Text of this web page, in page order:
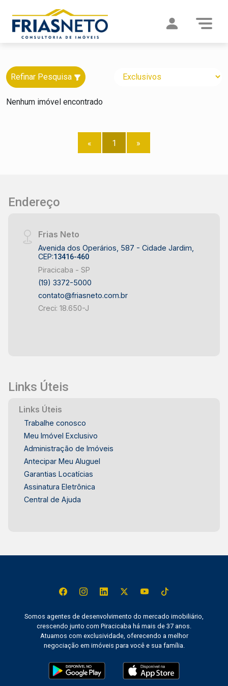
Refinar Pesquisa
Nenhum imóvel encontrado
« 1 »
Endereço
Frias Neto
Avenida dos Operários, 587 - Cidade Jardim,
CEP:13416-460
Piracicaba - SP
(19) 3372-5000
contato@friasneto.com.br
Creci: 18.650-J
Links Úteis
Links Úteis
Trabalhe conosco
Meu Imóvel Exclusivo
Administração de Imóveis
Antecipar Meu Aluguel
Garantias Locatícias
Assinatura Eletrônica
Central de Ajuda
Somos agentes de desenvolvimento do mercado imobiliário,
crescendo junto com Piracicaba há mais de 37 anos.
Atuamos com exclusividade, oferecendo a melhor
negociação em imóveis para você e sua família.